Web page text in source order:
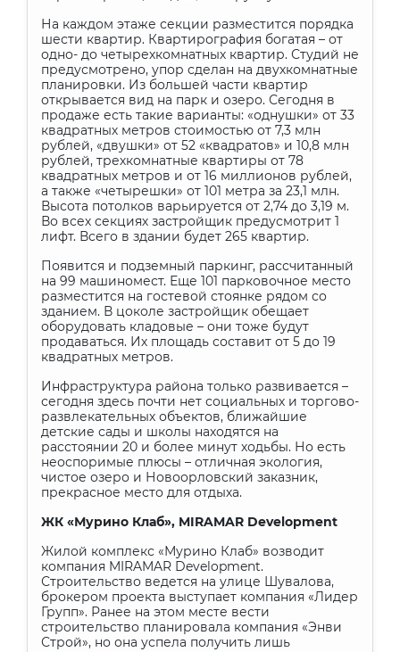
На каждом этаже секции разместится порядка
шести квартир. Квартирография богатая – от
одно- до четырехкомнатных квартир. Студий не
предусмотрено, упор сделан на двухкомнатные
планировки. Из большей части квартир
открывается вид на парк и озеро. Сегодня в
продаже есть такие варианты: «однушки» от 33
квадратных метров стоимостью от 7,3 млн
рублей, «двушки» от 52 «квадратов» и 10,8 млн
рублей, трехкомнатные квартиры от 78
квадратных метров и от 16 миллионов рублей,
а также «четырешки» от 101 метра за 23,1 млн.
Высота потолков варьируется от 2,74 до 3,19 м.
Во всех секциях застройщик предусмотрит 1
лифт. Всего в здании будет 265 квартир.
Появится и подземный паркинг, рассчитанный
на 99 машиномест. Еще 101 парковочное место
разместится на гостевой стоянке рядом со
зданием. В цоколе застройщик обещает
оборудовать кладовые – они тоже будут
продаваться. Их площадь составит от 5 до 19
квадратных метров.
Инфраструктура района только развивается –
сегодня здесь почти нет социальных и торгово-
развлекательных объектов, ближайшие
детские сады и школы находятся на
расстоянии 20 и более минут ходьбы. Но есть
неоспоримые плюсы – отличная экология,
чистое озеро и Новоорловский заказник,
прекрасное место для отдыха.
ЖК «Мурино Клаб», MIRAMAR Development
Жилой комплекс «Мурино Клаб» возводит
компания MIRAMAR Development.
Строительство ведется на улице Шувалова,
брокером проекта выступает компания «Лидер
Групп». Ранее на этом месте вести
строительство планировала компания «Энви
Строй», но она успела получить лишь